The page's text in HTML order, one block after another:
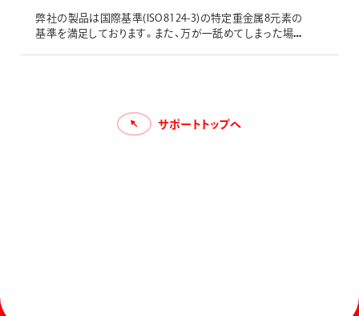
弊社の製品は国際基準(ISO8124-3)の特定重金属8元素の
基準を満足しております。また、万が一舐めてしまった場合
サポートトップへ